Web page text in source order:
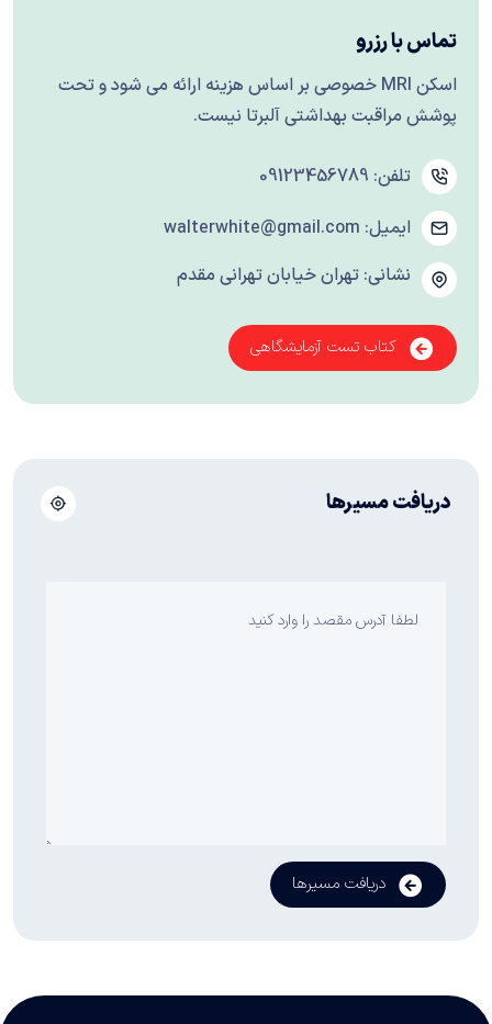
تماس با رزرو
اسکن MRI خصوصی بر اساس هزینه ارائه می شود و تحت
پوشش مراقبت بهداشتی آلبرتا نیست.
تلفن: 09123456789
ایمیل: walterwhite@gmail.com
نشانی: تهران خیابان تهرانی مقدم
کتاب تست آزمایشگاهی
دریافت مسیرها
دریافت مسیرها